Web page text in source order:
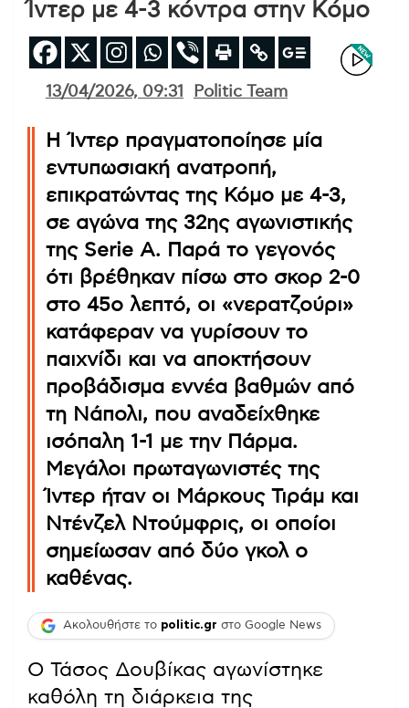
Ίντερ με 4-3 κόντρα στην Κόμο
13/04/2026, 09:31 Politic Team
Η Ίντερ πραγματοποίησε μία
εντυπωσιακή ανατροπή,
επικρατώντας της Κόμο με 4-3,
σε αγώνα της 32ης αγωνιστικής
της Serie A. Παρά το γεγονός
ότι βρέθηκαν πίσω στο σκορ 2-0
στο 45ο λεπτό, οι «νερατζούρι»
κατάφεραν να γυρίσουν το
παιχνίδι και να αποκτήσουν
προβάδισμα εννέα βαθμών από
τη Νάπολι, που αναδείχθηκε
ισόπαλη 1-1 με την Πάρμα.
Μεγάλοι πρωταγωνιστές της
Ίντερ ήταν οι Μάρκους Τιράμ και
Ντένζελ Ντούμφρις, οι οποίοι
σημείωσαν από δύο γκολ ο
καθένας.
Ακολουθήστε το politic.gr στο Google News
Ο Τάσος Δουβίκας αγωνίστηκε
καθόλη τη διάρκεια της